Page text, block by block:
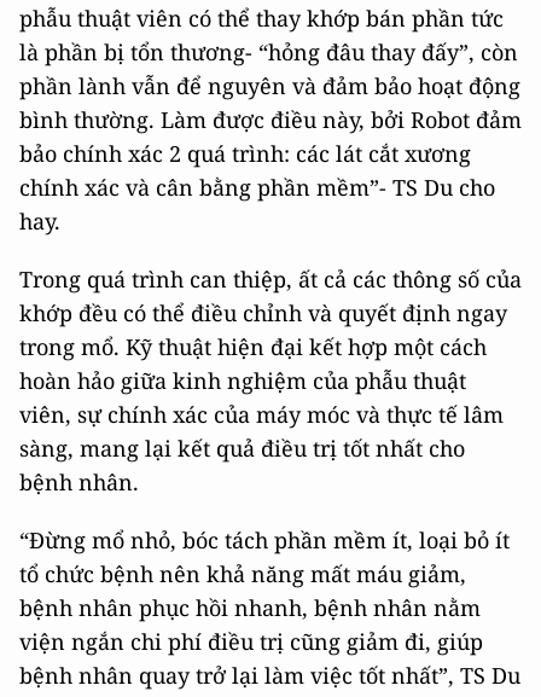
phẫu thuật viên có thể thay khớp bán phần tức
là phần bị tổn thương- “hỏng đâu thay đấy”, còn
phần lành vẫn để nguyên và đảm bảo hoạt động
bình thường. Làm được điều này, bởi Robot đảm
bảo chính xác 2 quá trình: các lát cắt xương
chính xác và cân bằng phần mềm”- TS Du cho
hay.
Trong quá trình can thiệp, ất cả các thông số của
khớp đều có thể điều chỉnh và quyết định ngay
trong mổ. Kỹ thuật hiện đại kết hợp một cách
hoàn hảo giữa kinh nghiệm của phẫu thuật
viên, sự chính xác của máy móc và thực tế lâm
sàng, mang lại kết quả điều trị tốt nhất cho
bệnh nhân.
“Đừng mổ nhỏ, bóc tách phần mềm ít, loại bỏ ít
tổ chức bệnh nên khả năng mất máu giảm,
bệnh nhân phục hồi nhanh, bệnh nhân nằm
viện ngắn chi phí điều trị cũng giảm đi, giúp
bệnh nhân quay trở lại làm việc tốt nhất”, TS Du